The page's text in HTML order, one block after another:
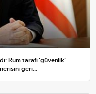
Rum tarafı 'güvenlik'
geri...